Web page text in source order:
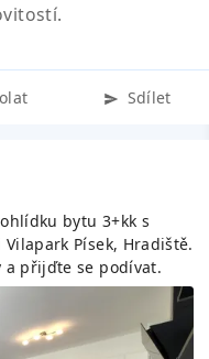
Sdílet
bytu 3+kk s
Písek, Hradiště.
přijďte se podívat.